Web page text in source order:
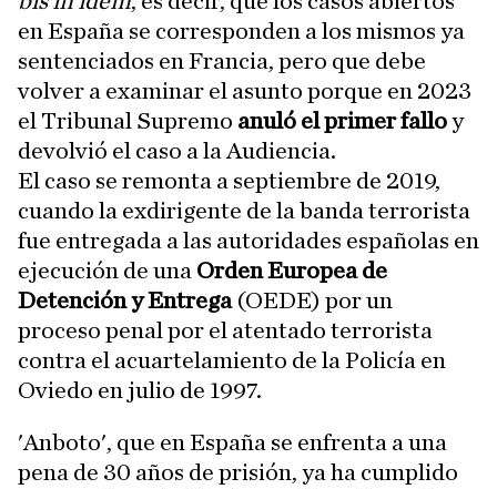
en España se corresponden a los mismos ya
sentenciados en Francia, pero que debe
volver a examinar el asunto porque en 2023
el Tribunal Supremo anuló el primer falloy
devolvió el caso a la Audiencia.
El caso se remonta a septiembre de 2019,
cuando la exdirigente de la banda terrorista
fue entregada a las autoridades españolas en
ejecución de una Orden Europea de
Detención y Entrega (OEDE) por un
proceso penal por el atentado terrorista
contra el acuartelamiento de la Policía en
Oviedo en julio de 1997.
'Anboto', que en España se enfrenta a una
pena de 30 años de prisión, ya ha cumplido